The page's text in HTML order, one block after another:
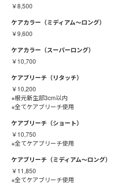
￥8,500
ケアカラー（ミディアム～ロング）
￥9,600
ケアカラー（スーパーロング）
￥10,700
ケアブリーチ（リタッチ）
￥10,200
※根元新生部3cm以内
※全てケアブリーチ使用
ケアブリーチ（ショート）
￥10,750
※全てケアブリーチ使用
ケアブリーチ（ミディアム～ロング）
￥11,850
※全てケアブリーチ使用